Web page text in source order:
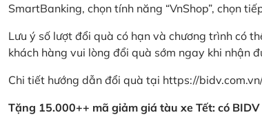
SmartBanking, chọn tính năng “VnShop”, chọn
Lưu ý số lượt đổi quà có hạn và chương trình có
khách hàng vui lòng đổi quà sớm ngay khi nhận
Chi tiết hướng dẫn đổi quà tại https://
Tặng 15.000++ mã giảm giá tàu xe Tết: có